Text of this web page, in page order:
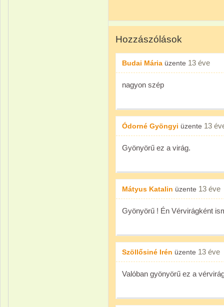
Hozzászólások
Budai Mária üzente 13 éve
nagyon szép
Ódorné Gyöngyi üzente 13
Gyönyörű ez a virág.
Mátyus Katalin üzente 13 éve
Gyönyörű ! Én Vérvirágként
Szöllősiné Irén üzente 13 éve
Valóban gyönyörű ez a